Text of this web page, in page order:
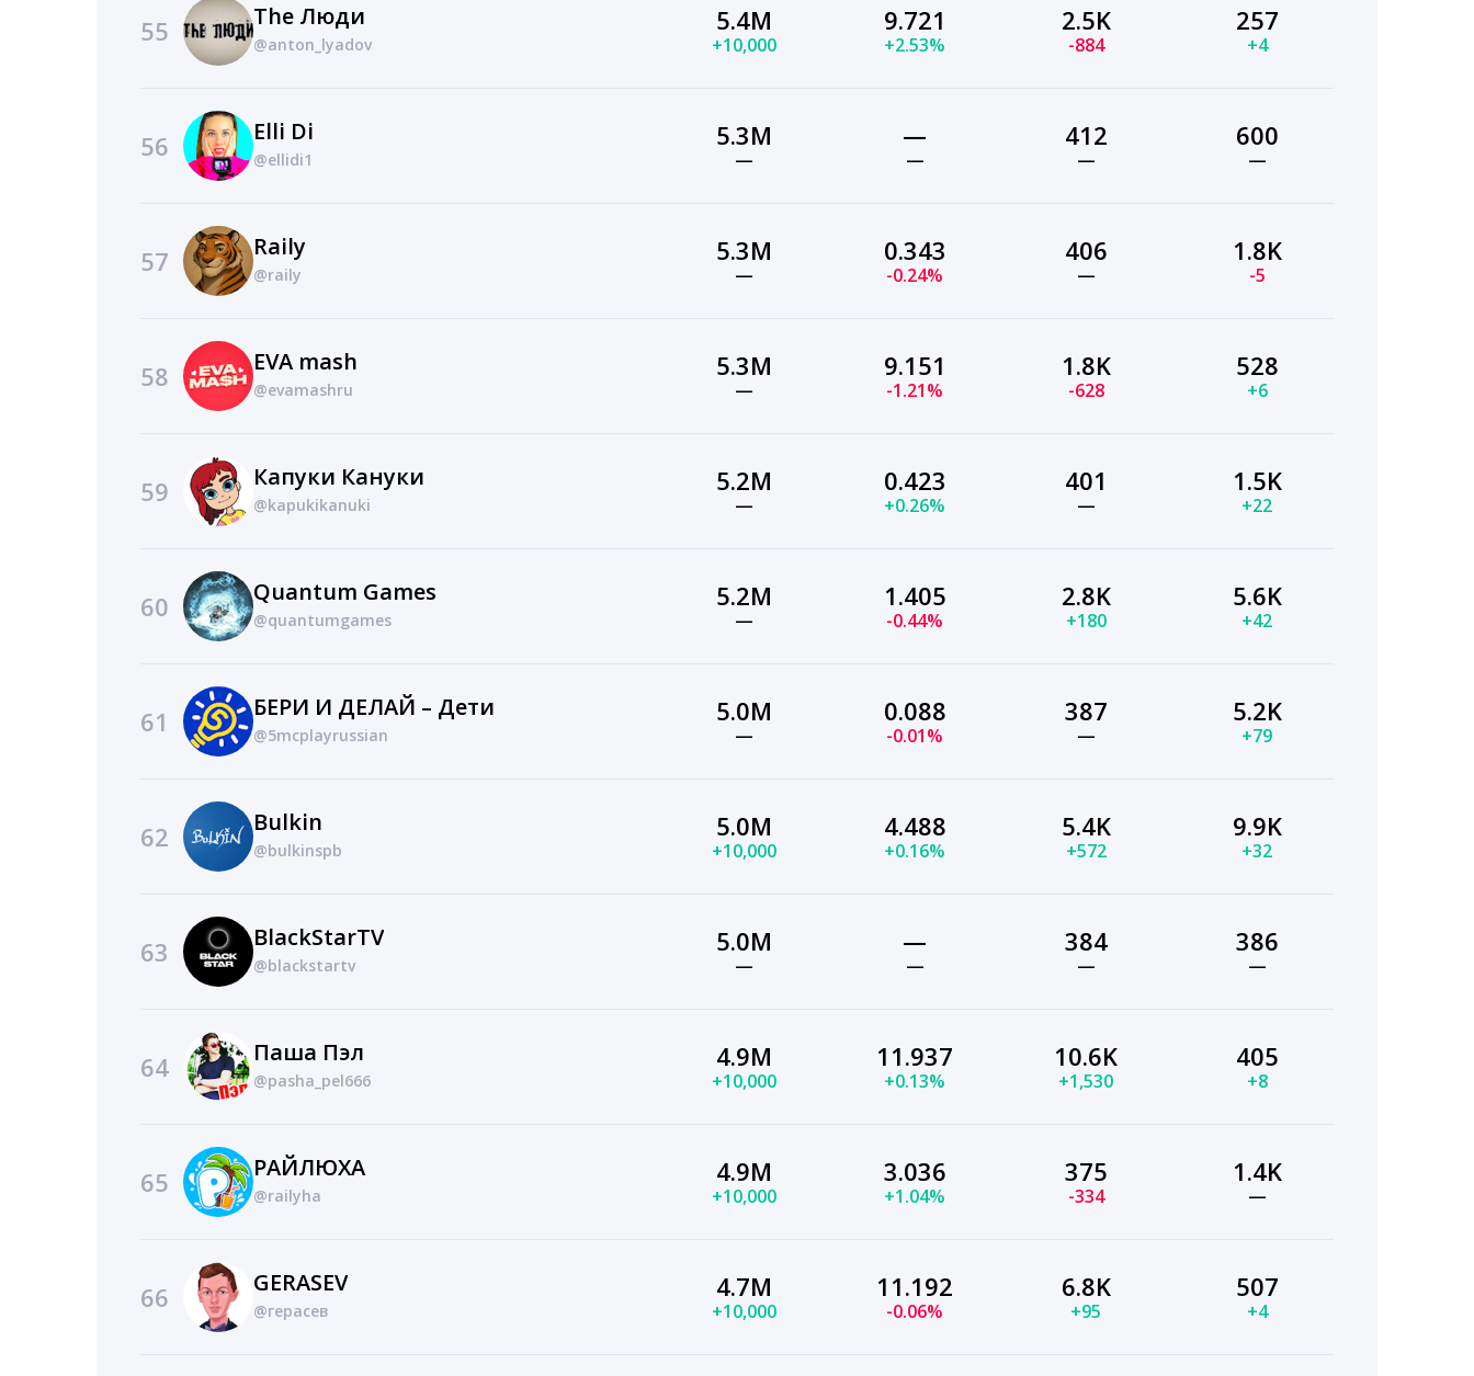
55 The Люди
@anton_lyadov
5.4M
+10,000
9.721
+2.53%
2.5K
-884
257
+4
56 Elli Di
@ellidi1
5.3M
—
—
—
412
—
600
—
57 Raily
@raily
5.3M
—
0.343
-0.24%
406
—
1.8K
-5
58 EVA mash
@evamashru
5.3M
—
9.151
-1.21%
1.8K
-628
528
+6
59 Капуки Кануки
@kapukikanuki
5.2M
—
0.423
+0.26%
401
—
1.5K
+22
60 Quantum Games
@quantumgames
5.2M
—
1.405
-0.44%
2.8K
+180
5.6K
+42
61 БЕРИ И ДЕЛАЙ – Дети
@5mcplayrussian
5.0M
—
0.088
-0.01%
387
—
5.2K
+79
62 Bulkin
@bulkinspb
5.0M
+10,000
4.488
+0.16%
5.4K
+572
9.9K
+32
63 BlackStarTV
@blackstartv
5.0M
—
—
—
384
—
386
—
64 Паша Пэл
@pasha_pel666
4.9M
+10,000
11.937
+0.13%
10.6K
+1,530
405
+8
65 РАЙЛЮХА
@railyha
4.9M
+10,000
3.036
+1.04%
375
-334
1.4K
—
66 GERASEV
@герасев
4.7M
+10,000
11.192
-0.06%
6.8K
+95
507
+4